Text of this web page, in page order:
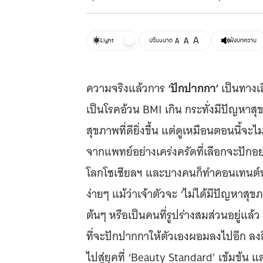
Light ปรับขนาด A A A ฟังบทความ
ความจริงแล้วการ‘ปักปากกา’เป็นทา
เป็นโรคอ้วน BMI เกิน กระทั่งมีปัญหา
สุขภาพที่ดียิ่งขึ้น แต่ดูเหมือนตอนนี้จะ
จากแพทย์อย่างเคร่งครัดที่เลือกจะปัก
โลกโซเชียลฯ และบางคนก็ทำคอนเทน
ง่ายๆ แม้ว่าเจ้าตัวจะ ‘ไม่ได้มีปัญหาสุข
ต้นๆ หรือเป็นคนที่รูปร่างสมส่วนอยู่แล้
ที่จะปักปากกาให้ตัวเองผอมลงไปอีก
ไปสู่ยุคที่ ‘Beauty Standard’ เข้มข้น